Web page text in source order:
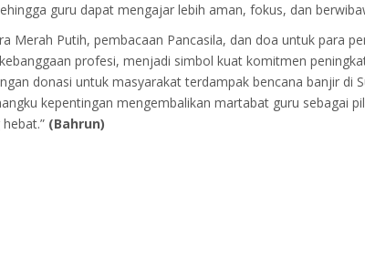
guru dapat mengajar lebih aman, fokus, dan
Merah Putih, pembacaan Pancasila, dan doa untuk para
profesi, menjadi simbol kuat komitmen
donasi untuk masyarakat terdampak bencana banjir di
kepentingan mengembalikan martabat guru sebagai
(Bahrun)